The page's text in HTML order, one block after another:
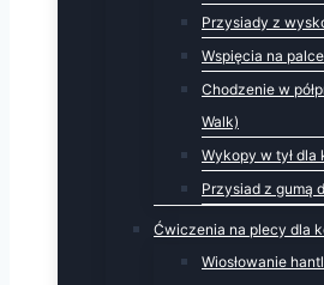
Przysiady z
Wspięcia na
Chodzenie w
Walk)
Wykopy w tył dla
Przysiad z gumą
Ćwiczenia na plecy dla
Wiosłowanie